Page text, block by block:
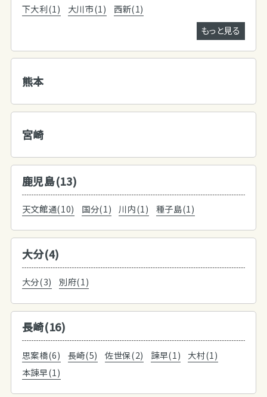
下大利(1)
大川市(1)
西新(1)
もっと見る
熊本
宮崎
鹿児島(13)
天文館通(10) 国分(1) 川内(1) 種子島(1)
大分(4)
大分(3) 別府(1)
長崎(16)
思案橋(6) 長崎(5) 佐世保(2) 諫早(1)
大村(1)
本諫早(1)